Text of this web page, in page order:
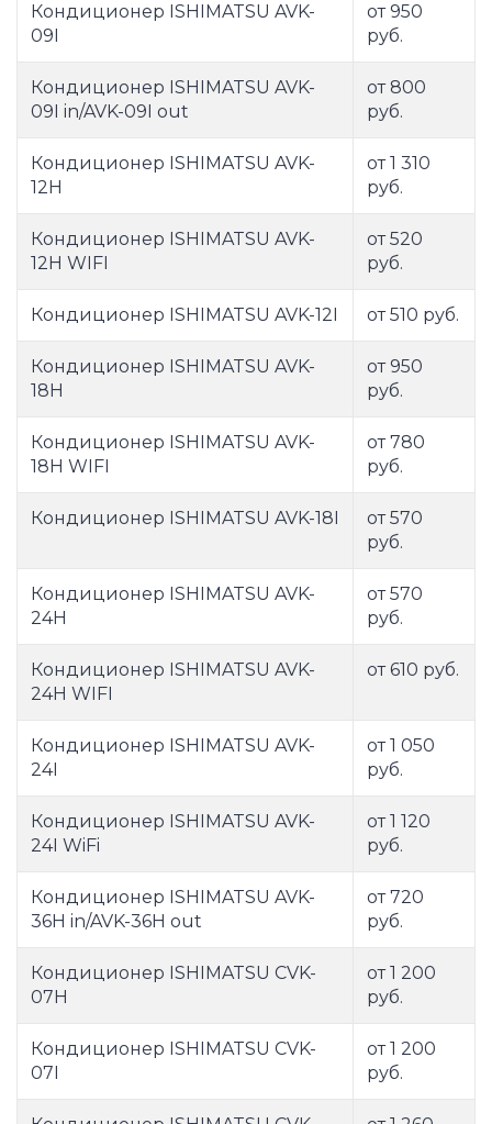
Кондиционер ISHIMATSU AVK-
09I
от 950
руб.
Кондиционер ISHIMATSU AVK-
09I in/AVK-09I out
от 800
руб.
Кондиционер ISHIMATSU AVK-
12H
от 1 310
руб.
Кондиционер ISHIMATSU AVK-
12H WIFI
от 520
руб.
Кондиционер ISHIMATSU AVK-12I от 510 руб.
Кондиционер ISHIMATSU AVK-
18H
от 950
руб.
Кондиционер ISHIMATSU AVK-
18H WIFI
от 780
руб.
Кондиционер ISHIMATSU AVK-18I
от 570
руб.
Кондиционер ISHIMATSU AVK-
24H
от 570
руб.
Кондиционер ISHIMATSU AVK-
24H WIFI
от 610 руб.
Кондиционер ISHIMATSU AVK-
24I
от 1 050
руб.
Кондиционер ISHIMATSU AVK-
24I WiFi
от 1 120
руб.
Кондиционер ISHIMATSU AVK-
36H in/AVK-36H out
от 720
руб.
Кондиционер ISHIMATSU CVK-
07H
от 1 200
руб.
Кондиционер ISHIMATSU CVK-
07I
от 1 200
руб.